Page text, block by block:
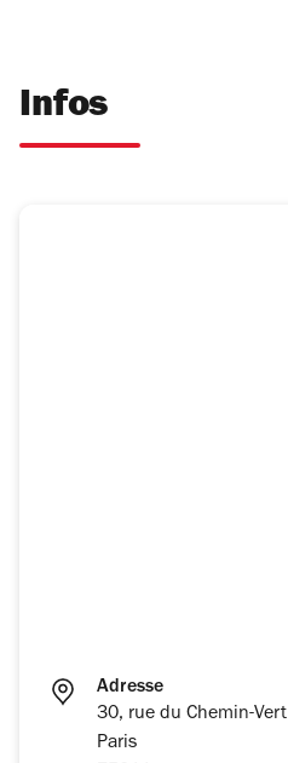
Infos
Adresse
30, rue du Chemin-Vert
Paris